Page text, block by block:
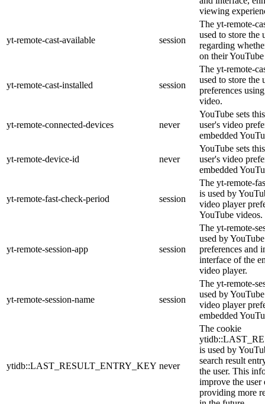
viewing
yt-remote-cast-available session
The yt-remote-
used to store the
regarding
on their
yt-remote-cast-installed session
The yt-remote-
used to store the
preferences
video.
yt-remote-connected-devices never
YouTube sets
user's video
embedded
yt-remote-device-id never
YouTube sets
user's video
embedded
yt-remote-fast-check-period session
The yt-remote-
is used by
video player
YouTube videos.
yt-remote-session-app session
The yt-remote-
used by
preferences and
interface of the
video player.
yt-remote-session-name session
The yt-remote-
used by
video player
embedded
ytidb::LAST_RESULT_ENTRY_KEY never
The cookie
is used by
search result
the user. This
improve the user
providing more